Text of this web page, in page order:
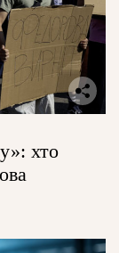
хто